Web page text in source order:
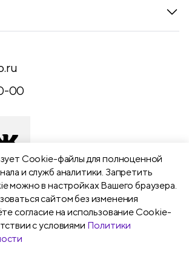
Сookie-файлы для полноценной
и служб аналитики. Запретить
можно в настройках Вашего браузера.
сайтом без изменения
согласие на использование Cookie-
с условиями Политики
принадлежности
оборудование
00
обл., Рыбновский р-
13а